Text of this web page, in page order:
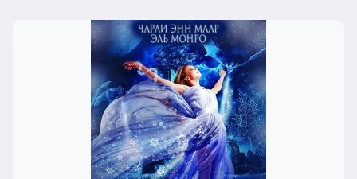
МААР)